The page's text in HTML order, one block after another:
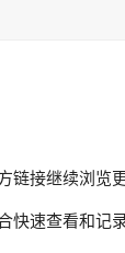
链接继续浏览更
快速查看和记录